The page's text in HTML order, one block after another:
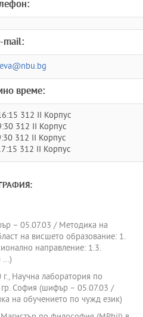
mail:
време:
312 II Корпус
312 II Корпус
312 II Корпус
312 II Корпус
– 05.07.03 / Методика на
на висшето образование: 1.
направление: 1.3.
...)
Научна лаборатория по
София (шифър – 05.07.03 /
на обучението по чужд език)